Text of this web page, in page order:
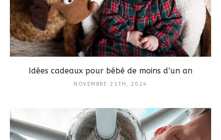
Idées cadeaux pour bébé de moins d’un an
NOVEMBRE 25TH, 2024